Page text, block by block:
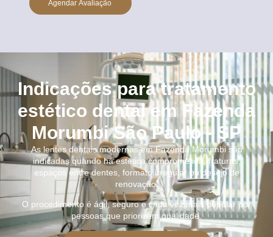
Agendar Avaliação
Indicações para tratamento
estético dental em Fazenda
Morumbi São Paulo - SP
As lentes dentais modernas em Fazenda Morumbi são
indicadas quando há estética comprometida, fraturas,
espaços entre dentes, formato irregular ou desejo de
renovação.
O procedimento é ágil, seguro e cada vez mais popular por
pessoas que priorizam qualidade.